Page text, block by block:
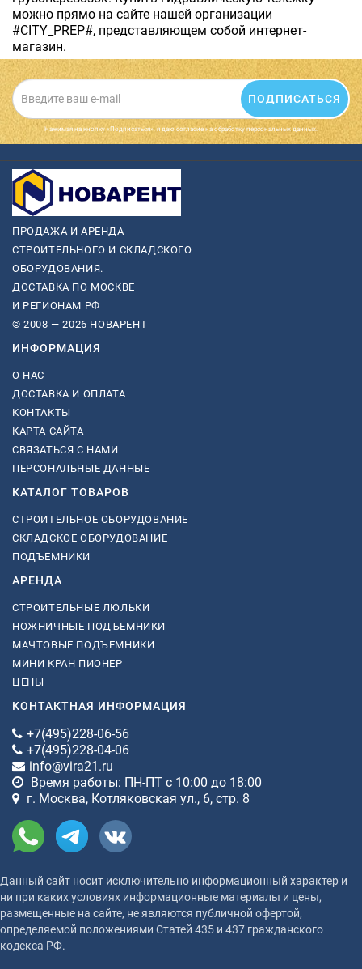
можно прямо на сайте нашей организации
#CITY_PREP#, представляющем собой интернет-
магазин.
ПОДПИСАТЬСЯ
Нажимая на кнопку «Подписаться», я даю cогласие на обработку персональных данных.
ПРОДАЖА И АРЕНДА
СТРОИТЕЛЬНОГО И СКЛАДСКОГО
ОБОРУДОВАНИЯ.
ДОСТАВКА ПО МОСКВЕ
И РЕГИОНАМ РФ
© 2008 — 2026 НОВАРЕНТ
ИНФОРМАЦИЯ
О НАС
ДОСТАВКА И ОПЛАТА
КОНТАКТЫ
КАРТА САЙТА
СВЯЗАТЬСЯ С НАМИ
ПЕРСОНАЛЬНЫЕ ДАННЫЕ
КАТАЛОГ ТОВАРОВ
СТРОИТЕЛЬНОЕ ОБОРУДОВАНИЕ
СКЛАДСКОЕ ОБОРУДОВАНИЕ
ПОДЪЕМНИКИ
АРЕНДА
СТРОИТЕЛЬНЫЕ ЛЮЛЬКИ
НОЖНИЧНЫЕ ПОДЪЕМНИКИ
МАЧТОВЫЕ ПОДЪЕМНИКИ
МИНИ КРАН ПИОНЕР
ЦЕНЫ
КОНТАКТНАЯ ИНФОРМАЦИЯ
+7(495)228-06-56
+7(495)228-04-06
info@vira21.ru
Время работы: ПН-ПТ с 10:00 до 18:00
г. Москва, Котляковская ул., 6, стр. 8
Данный сайт носит исключительно информационный характер и
ни при каких условиях информационные материалы и цены,
размещенные на сайте, не являются публичной офертой,
определяемой положениями Статей 435 и 437 гражданского
кодекса РФ.